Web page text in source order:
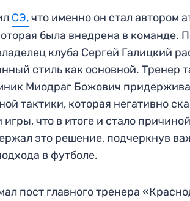
СЭ,что именно он стал автором
была внедрена в команде.
клуба Сергей Галицкий
стиль как основной. Тренер
Миодраг Божович
тактики, которая негативно
что в итоге и стало
это решение, подчеркнув
в футболе.
пост главного тренера